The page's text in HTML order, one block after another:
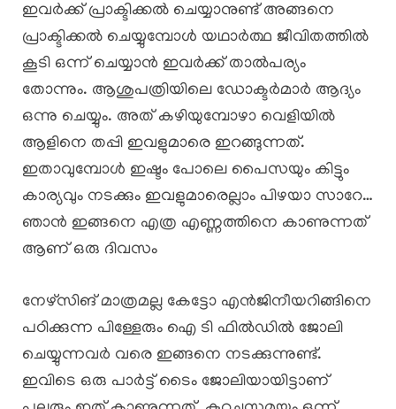
ഇവർക്ക് പ്രാക്ടിക്കൽ ചെയ്യാനുണ്ട് അങ്ങനെ
പ്രാക്ടിക്കൽ ചെയ്യുമ്പോൾ യഥാർത്ഥ ജീവിതത്തിൽ
കൂടി ഒന്ന് ചെയ്യാൻ ഇവർക്ക് താൽപര്യം
തോന്നും. ആശുപത്രിയിലെ ഡോക്ടർമാർ ആദ്യം
ഒന്നു ചെയ്യും. അത് കഴിയുമ്പോഴാ വെളിയിൽ
ആളിനെ തപ്പി ഇവളുമാരെ ഇറങ്ങുന്നത്.
ഇതാവുമ്പോൾ ഇഷ്ടം പോലെ പൈസയും കിട്ടും
കാര്യവും നടക്കും ഇവളുമാരെല്ലാം പിഴയാ സാറേ…
ഞാൻ ഇങ്ങനെ എത്ര എണ്ണത്തിനെ കാണുന്നത്
ആണ് ഒരു ദിവസം
നേഴ്സിങ് മാത്രമല്ല കേട്ടോ എൻജിനീയറിങ്ങിനെ
പഠിക്കുന്ന പിള്ളേരും ഐ ടി ഫിൽഡിൽ ജോലി
ചെയ്യുന്നവർ വരെ ഇങ്ങനെ നടക്കുന്നുണ്ട്.
ഇവിടെ ഒരു പാർട്ട്‌ ടൈം ജോലിയായിട്ടാണ്